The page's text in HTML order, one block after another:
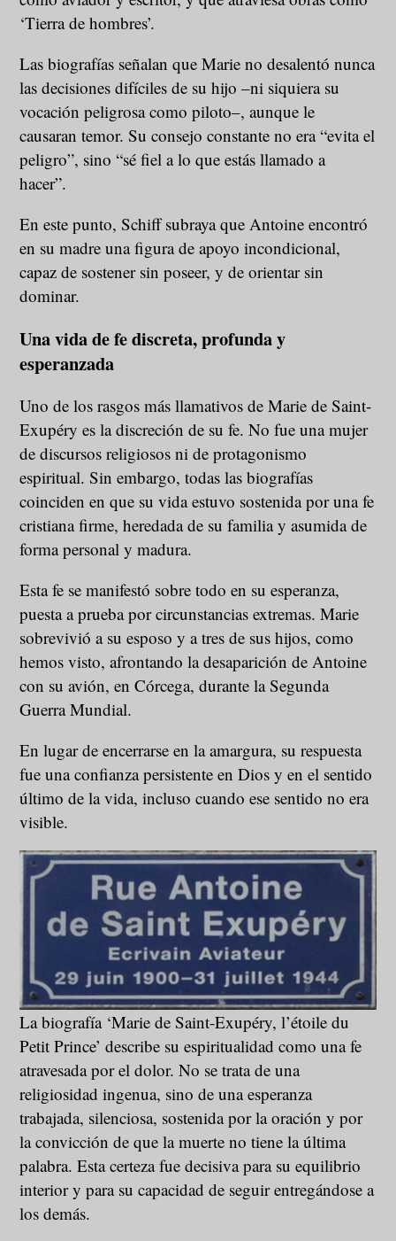
‘Tierra de hombres’.
Las biografías señalan que Marie no desalentó nunca
las decisiones difíciles de su hijo –ni siquiera su
vocación peligrosa como piloto–, aunque le
causaran temor. Su consejo constante no era “evita el
peligro”, sino “sé fiel a lo que estás llamado a
hacer”.
En este punto, Schiff subraya que Antoine encontró
en su madre una figura de apoyo incondicional,
capaz de sostener sin poseer, y de orientar sin
dominar.
Una vida de fe discreta, profunda y
esperanzada
Uno de los rasgos más llamativos de Marie de Saint-
Exupéry es la discreción de su fe. No fue una mujer
de discursos religiosos ni de protagonismo
espiritual. Sin embargo, todas las biografías
coinciden en que su vida estuvo sostenida por una fe
cristiana firme, heredada de su familia y asumida de
forma personal y madura.
Esta fe se manifestó sobre todo en su esperanza,
puesta a prueba por circunstancias extremas. Marie
sobrevivió a su esposo y a tres de sus hijos, como
hemos visto, afrontando la desaparición de Antoine
con su avión, en Córcega, durante la Segunda
Guerra Mundial.
En lugar de encerrarse en la amargura, su respuesta
fue una confianza persistente en Dios y en el sentido
último de la vida, incluso cuando ese sentido no era
visible.
La biografía ‘Marie de Saint-Exupéry, l’étoile du
Petit Prince’ describe su espiritualidad como una fe
atravesada por el dolor. No se trata de una
religiosidad ingenua, sino de una esperanza
trabajada, silenciosa, sostenida por la oración y por
la convicción de que la muerte no tiene la última
palabra. Esta certeza fue decisiva para su equilibrio
interior y para su capacidad de seguir entregándose a
los demás.